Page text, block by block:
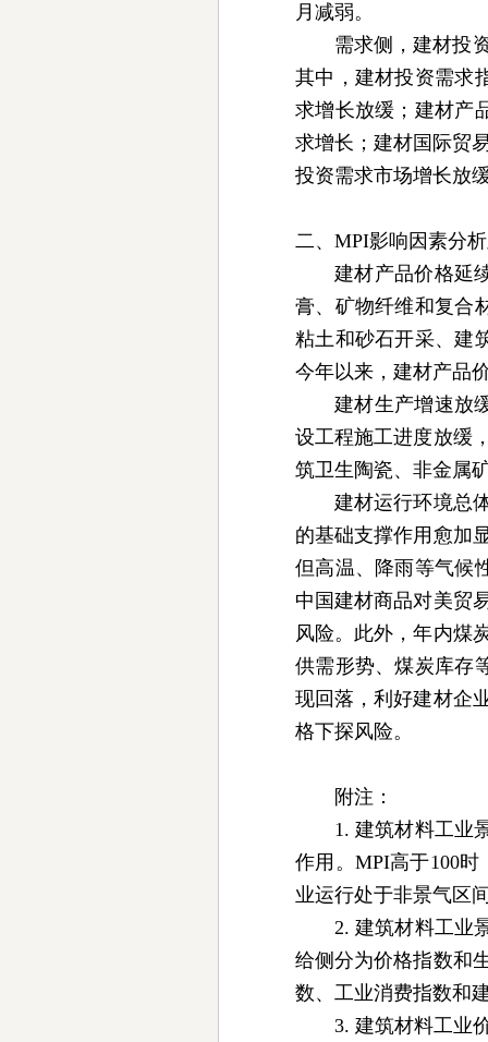
月减弱。
需求侧，建材投
其中，建材投资需求
求增长放缓；建材产
求增长；建材国际贸
投资需求市场增长放
二、MPI影响因素分
建材产品价格延
膏、矿物纤维和复合
粘土和砂石开采、建
今年以来，建材产品
建材生产增速放
设工程施工进度放缓
筑卫生陶瓷、非金属
建材运行环境总
的基础支撑作用愈加
但高温、降雨等气候
中国建材商品对美贸
风险。此外，年内煤
供需形势、煤炭库存
现回落，利好建材企
格下探风险。
附注：
1. 建筑材料工业
作用。MPI高于100
业运行处于非景气区
2. 建筑材料工业
给侧分为价格指数和
数、工业消费指数和
3. 建筑材料工业